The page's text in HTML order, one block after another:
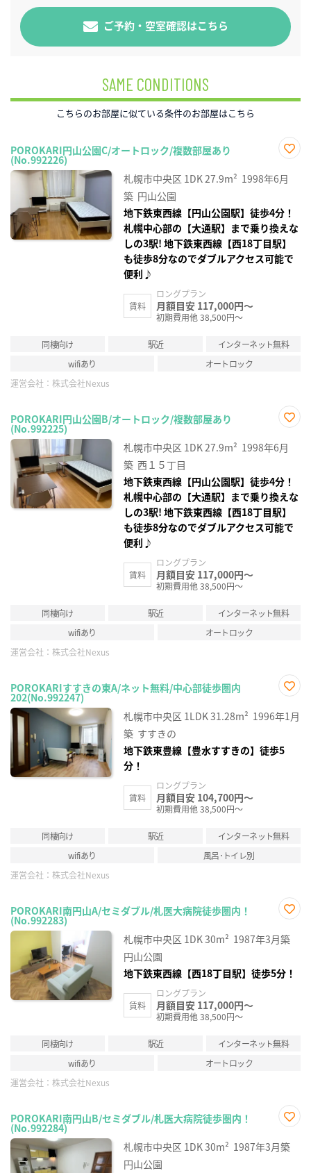
ご予約・空室確認はこちら
SAME CONDITIONS
こちらのお部屋に似ている条件のお部屋はこちら
POROKARI円山公園C/オートロック/複数部屋あり
(No.992226)
に入
り登
札幌市中央区 1DK27.9m² 1998年6月
築 円山公園
地下鉄東西線【円山公園駅】徒歩4分！
札幌中心部の【大通駅】まで乗り換えな
しの3駅! 地下鉄東西線【西18丁目駅】
も徒歩8分なのでダブルアクセス可能で
便利♪
賃料
ロングプラン
月額目安 117,000円～
初期費用他 38,500円～
同棲向け 駅近
インターネット無料
wifiあり
オートロック
運営会社： 株式会社Nexus
POROKARI円山公園B/オートロック/複数部屋あり
(No.992225)
に入
り登
札幌市中央区 1DK27.9m² 1998年6月
築 西１５丁目
地下鉄東西線【円山公園駅】徒歩4分！
札幌中心部の【大通駅】まで乗り換えな
しの3駅! 地下鉄東西線【西18丁目駅】
も徒歩8分なのでダブルアクセス可能で
便利♪
賃料
ロングプラン
月額目安 117,000円～
初期費用他 38,500円～
同棲向け 駅近
インターネット無料
wifiあり
オートロック
運営会社： 株式会社Nexus
POROKARIすすきの東A/ネット無料/中心部徒歩圏内
202(No.992247)
に入
り登
札幌市中央区 1LDK31.28m² 1996年1月
築 すすきの
地下鉄東豊線【豊水すすきの】徒歩5
分！
賃料
ロングプラン
月額目安 104,700円～
初期費用他 38,500円～
同棲向け 駅近
インターネット無料
wifiあり
風呂･トイレ別
運営会社： 株式会社Nexus
POROKARI南円山A/セミダブル/札医大病院徒歩圏内！
(No.992283)
に入
り登
札幌市中央区 1DK30m² 1987年3月築
円山公園
地下鉄東西線【西18丁目駅】徒歩5分！
賃料
ロングプラン
月額目安 117,000円～
初期費用他 38,500円～
同棲向け 駅近
インターネット無料
wifiあり
オートロック
運営会社： 株式会社Nexus
POROKARI南円山B/セミダブル/札医大病院徒歩圏内！
(No.992284)
に入
り登
札幌市中央区 1DK30m² 1987年3月築
円山公園